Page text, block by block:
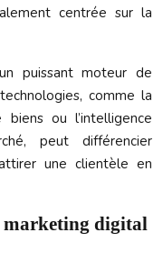
centrée sur la
puissant moteur de
comme la
ou l’intelligence
peut différencier
une clientèle en
marketing digital